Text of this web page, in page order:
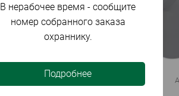
В нерабочее время - сообщите
номер собранного заказа
охраннику.
Подробнее